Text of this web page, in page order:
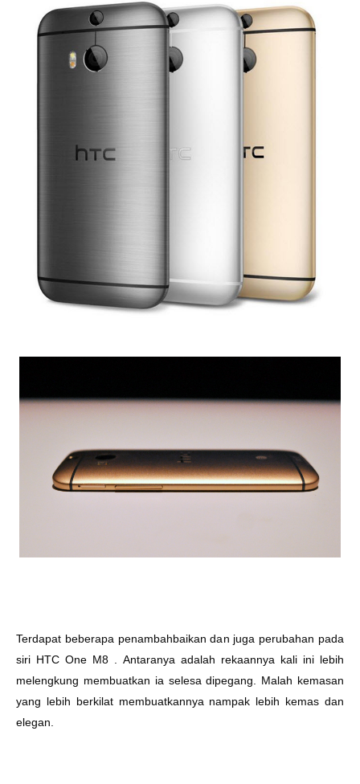
Terdapat beberapa penambahbaikan dan juga perubahan pada
siri HTC One M8 . Antaranya adalah rekaannya kali ini lebih
melengkung membuatkan ia selesa dipegang. Malah kemasan
yang lebih berkilat membuatkannya nampak lebih kemas dan
elegan.